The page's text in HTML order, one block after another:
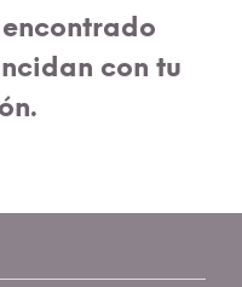
con tu